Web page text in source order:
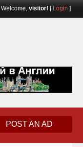
Welcome, visitor! [ Login ]
POST AN AD